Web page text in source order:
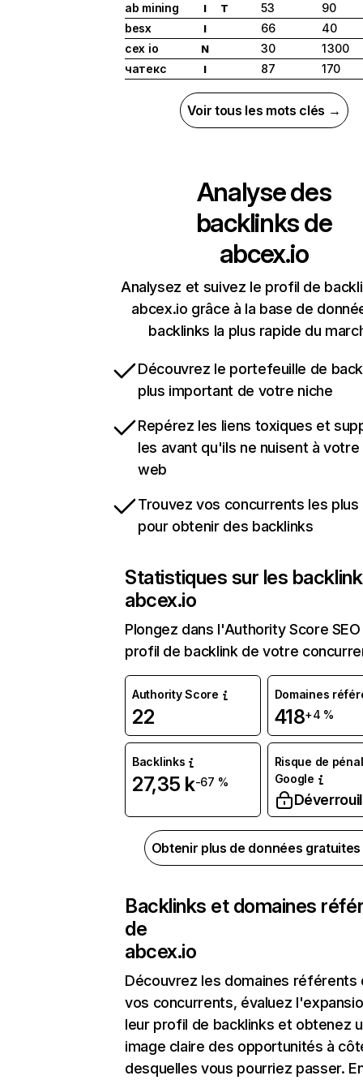
ab mining
I T 53
90
besx
I 66
40
cex io
N 30
1 300
чатекс
I 87 170
Voir tous les mots clés →
Analyse des
backlinks de
abcex.io
Analysez et suivez le profil de
abcex.io grâce à la base de
backlinks la plus rapide du
Découvrez le portefeuille de
plus important de votre niche
Repérez les liens toxiques et
les avant qu'ils ne nuisent à
web
Trouvez vos concurrents les
pour obtenir des backlinks
Statistiques sur les
abcex.io
Plongez dans l'Authority Score
profil de backlink de votre
Authority Score
22
Domaines
418+4 %
Backlinks
27,35 k-67 %
Risque de
Google
Obtenir plus de données
Backlinks et domaines
de
abcex.io
Découvrez les domaines référents
vos concurrents, évaluez
leur profil de backlinks et obtenez
image claire des opportunités à
desquelles vous pourriez passer.